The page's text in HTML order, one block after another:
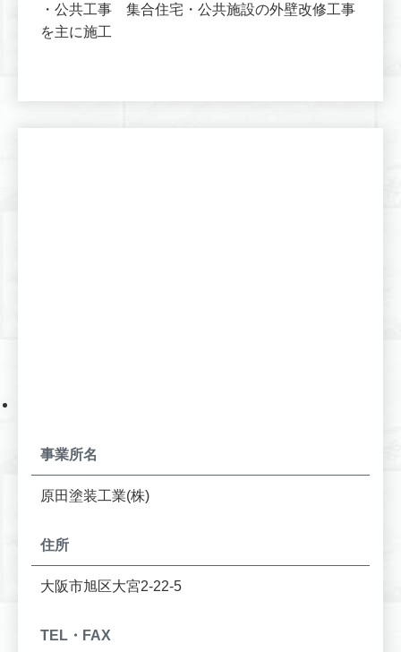
・公共工事 集合住宅・公共施設の外壁改修工事
を主に施工
事業所名
原田塗装工業(株)
住所
大阪市旭区大宮2-22-5
TEL・FAX